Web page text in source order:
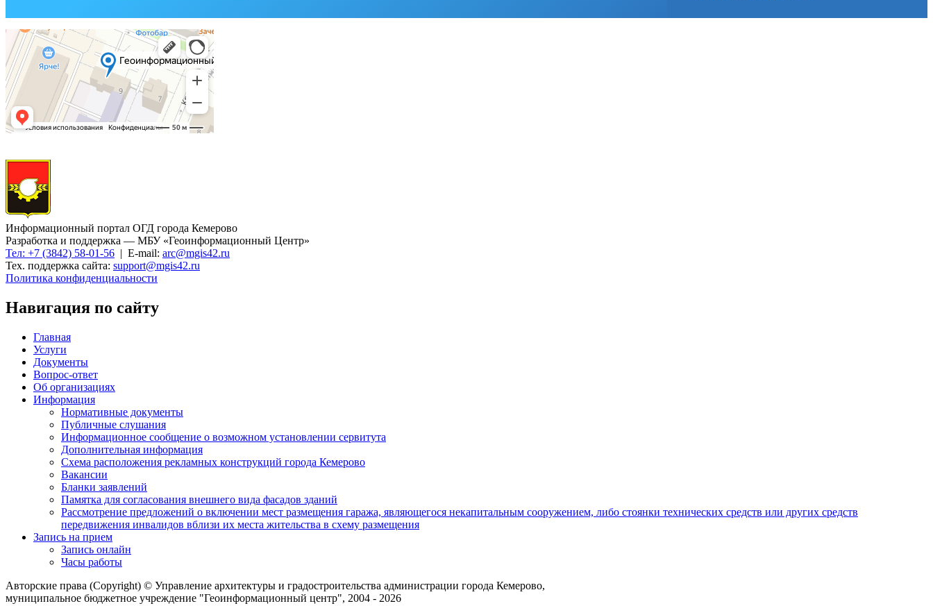
Информационный портал ОГД города Кемерово
Разработка и поддержка — МБУ «Геоинформационный Центр»
Тел: +7 (3842) 58-01-56 | E-mail: arc@mgis42.ru
Тех. поддержка сайта: support@mgis42.ru
Политика конфиденциальности
Навигация по сайту
Главная
Услуги
Документы
Вопрос-ответ
Об организациях
Информация
Нормативные документы
Публичные слушания
Информационное сообщение о возможном установлении сервитута
Дополнительная информация
Схема расположения рекламных конструкций города Кемерово
Вакансии
Бланки заявлений
Памятка для согласования внешнего вида фасадов зданий
Рассмотрение предложений о включении мест размещения гаража, являющегося некапитальным сооружением, либо стоянки технических средств или других средств
передвижения инвалидов вблизи их места жительства в схему размещения
Запись на прием
Запись онлайн
Часы работы
Авторские права (Copyright) © Управление архитектуры и градостроительства администрации города Кемерово,
муниципальное бюджетное учреждение "Геоинформационный центр", 2004 - 2026